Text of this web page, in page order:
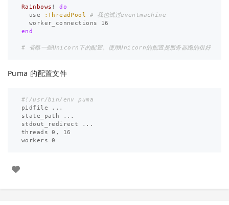
Rainbows !
do
use
:ThreadPool
# 我也试过eventmachine
worker_connections
16
end
# 省略一些Unicorn下的配置。使用Unicorn的配置是服务器跑的很好
Puma 的配置文件
#!/usr/bin/env puma
pidfile
...
state_path
...
stdout_redirect
...
threads
0 ,
16
workers
0